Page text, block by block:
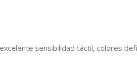
sensibilidad táctil, colores